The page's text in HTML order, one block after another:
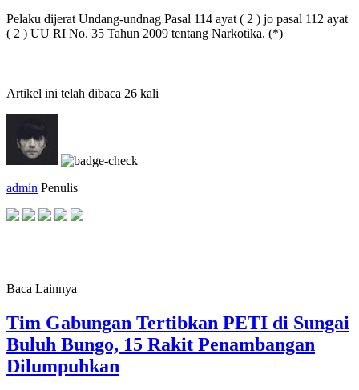
Pelaku dijerat Undang-undnag Pasal 114 ayat ( 2 ) jo pasal 112 ayat
( 2 ) UU RI No. 35 Tahun 2009 tentang Narkotika. (*)
Artikel ini telah dibaca 26 kali
admin Penulis
Baca Lainnya
Tim Gabungan Tertibkan PETI di Sungai
Buluh Bungo, 15 Rakit Penambangan
Dilumpuhkan